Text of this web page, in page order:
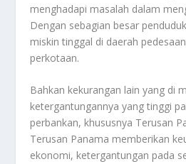
menghadapi masalah dalam
Dengan sebagian besar
miskin tinggal di daerah
perkotaan.
Bahkan kekurangan lain yang di
ketergantungannya yang tinggi
perbankan, khususnya Terusan
Terusan Panama memberikan
ekonomi, ketergantungan pada